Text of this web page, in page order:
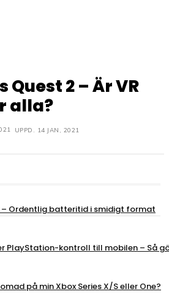
Quest 2 – Är VR
alla?
UPPD. 14 JAN, 2021
– Ordentlig batteritid i smidigt format
PlayStation-kontroll till mobilen – Så
på min Xbox Series X/S eller One?